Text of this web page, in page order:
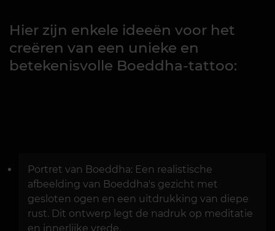
Hier zijn enkele ideeën voor het
creëren van een unieke en
betekenisvolle Boeddha-tattoo:
Portret van Boeddha: Een realistische
afbeelding van Boeddha's gezicht met
gesloten ogen en een uitdrukking van diepe
rust. Dit ontwerp legt de nadruk op meditatie
en innerlijke vrede.